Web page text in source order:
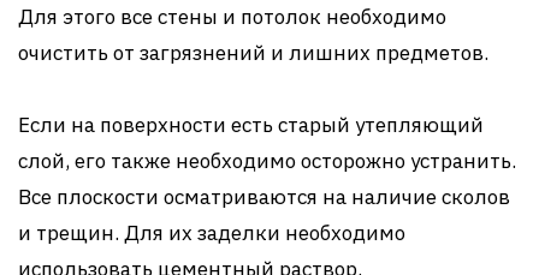
Для этого все стены и потолок необходимо
очистить от загрязнений и лишних предметов.
Если на поверхности есть старый утепляющий
слой, его также необходимо осторожно устранить.
Все плоскости осматриваются на наличие сколов
и трещин. Для их заделки необходимо
использовать цементный раствор.